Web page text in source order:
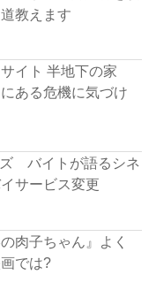
教えます
イト 半地下の家
ある危機に気づけ
ズ バイトが語るシネ
サービス変更
肉子ちゃん』よく
では?